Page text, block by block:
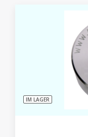
IM LAGER